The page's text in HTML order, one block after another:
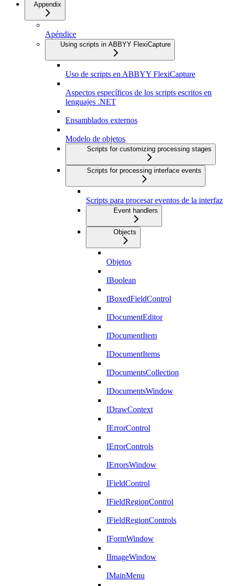
Appendix
Apéndice
Using scripts in ABBYY FlexiCapture
Uso de scripts en ABBYY FlexiCapture
Aspectos específicos de los scripts escritos en
lenguajes .NET
Ensamblados externos
Modelo de objetos
Scripts for customizing processing stages
Scripts for processing interface events
Scripts para procesar eventos de la interfaz
Event handlers
Objects
Objetos
IBoolean
IBoxedFieldControl
IDocumentEditor
IDocumentItem
IDocumentItems
IDocumentsCollection
IDocumentsWindow
IDrawContext
IErrorControl
IErrorControls
IErrorsWindow
IFieldControl
IFieldRegionControl
IFieldRegionControls
IFormWindow
IImageWindow
IMainMenu